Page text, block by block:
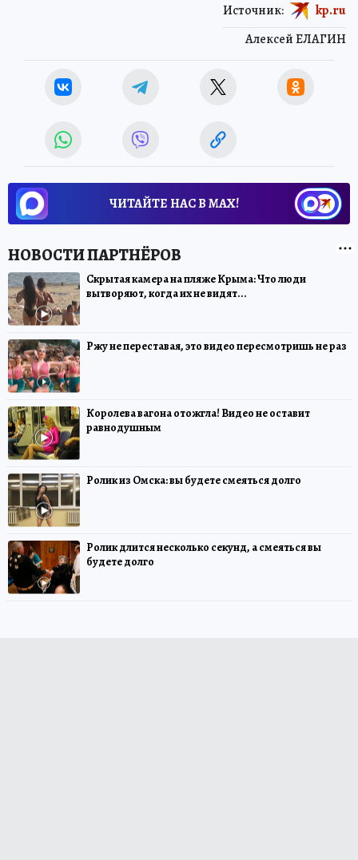
Алексей ЕЛАГИН
Источник: kp.ru
ЧИТАЙТЕ НАС В МАХ!
Скрытая камера на пляже Крыма: Что люди
вытворяют, когда их не видят...
Ржу не переставая, это видео пересмотришь не раз
Королева вагона отожгла! Видео не оставит
равнодушным
Ролик из Омска: вы будете смеяться долго
Ролик длится несколько секунд, а смеяться вы
будете долго